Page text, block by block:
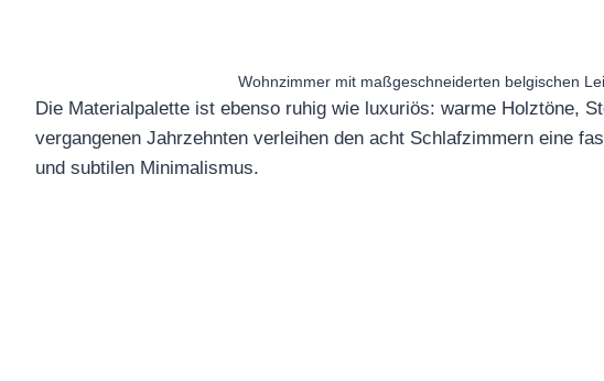
Wohnzimmer mit maßgeschneiderten belgischen
Die Materialpalette ist ebenso ruhig wie luxuriös: warme Holztöne,
vergangenen Jahrzehnten verleihen den acht Schlafzimmern eine
und subtilen Minimalismus.